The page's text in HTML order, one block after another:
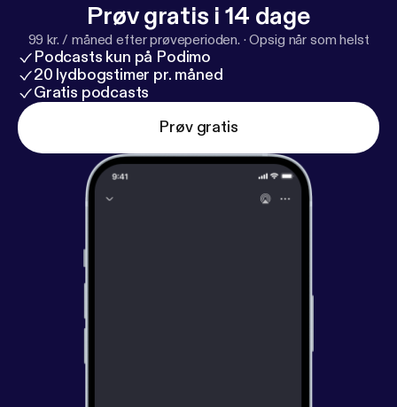
Prøv gratis i 14 dage
99 kr. / måned efter prøveperioden. ·Opsig når som helst
Podcasts kun på Podimo
20 lydbogstimer pr. måned
Gratis podcasts
Prøv gratis